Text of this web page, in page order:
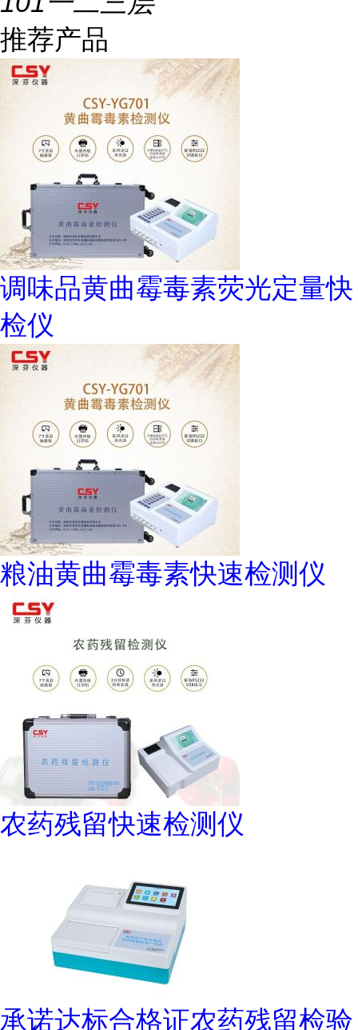
推荐产品
调味品黄曲霉毒素荧光定量快
检仪
粮油黄曲霉毒素快速检测仪
农药残留快速检测仪
承诺达标合格证农药残留检验